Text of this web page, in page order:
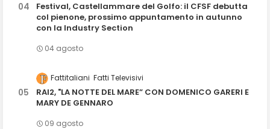
Festival, Castellammare del Golfo: il CFSF debutta
col pienone, prossimo appuntamento in autunno
con la Industry Section
04 agosto
Fattitaliani Fatti Televisivi
RAI2, "LA NOTTE DEL MARE” CON DOMENICO GARERI E
MARY DE GENNARO
09 agosto